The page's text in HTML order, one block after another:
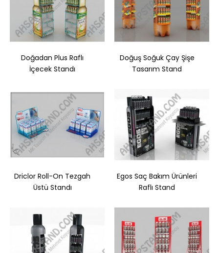
Sepete Ekle
Doğadan Ahşap Stand
Doğadan Plus Raflı
İçecek Standı
Doğuş Soğuk Çay Şişe
Tasarım Stand
Driclor Roll-On Tezgah
Üstü Standı
Egos Saç Bakım Ürünleri
Raflı Stand